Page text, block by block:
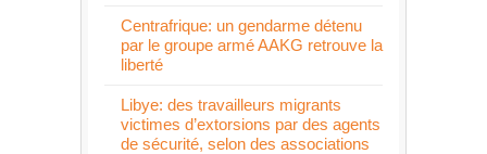
Centrafrique: un gendarme détenu
par le groupe armé AAKG retrouve la
liberté
Libye: des travailleurs migrants
victimes d’extorsions par des agents
de sécurité, selon des associations